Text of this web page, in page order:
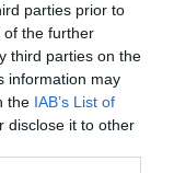
parties prior to
of the further
third parties on the
information may
the IAB’s List of
disclose it to other